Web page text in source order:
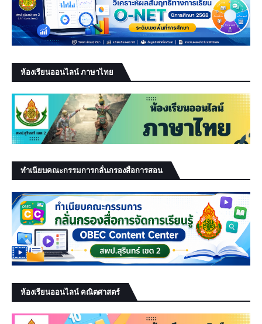
ห้องเรียนออนไลน์ ภาษาไทย
ทำเนียบคณะกรรมการกลั่นกรองสื่อการสอน
ห้องเรียนออนไลน์ คณิตศาสตร์